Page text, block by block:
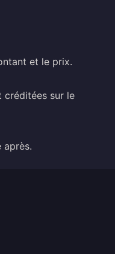
et le prix.
créditées sur le
après.